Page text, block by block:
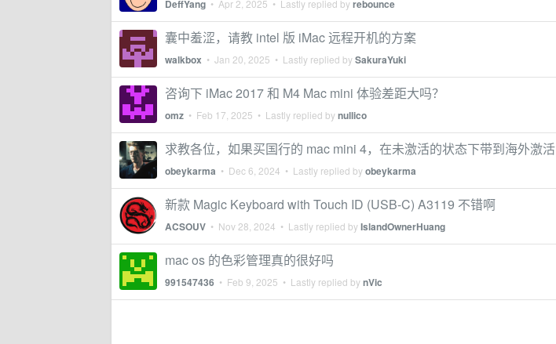
DeffYang • Apr 2, 2025 • Lastly replied byrebounce
囊中羞涩，请教 intel 版 iMac 远程开机的方案
walkbox • Jan 20, 2025 • Lastly replied bySakuraYuki
咨询下 iMac 2017 和 M4 Mac mini 体验差距大吗？
omz • Feb 17, 2025 • Lastly replied bynullico
求教各位，如果买国行的 mac mini 4，在未激活的状态下带到海外激活
obeykarma • Dec 6, 2024 • Lastly replied byobeykarma
新款 Magic Keyboard with Touch ID (USB-C) A3119 不错啊
ACSOUV • Nov 28, 2024 • Lastly replied byIslandOwnerHuang
mac os 的色彩管理真的很好吗
991547436 • Feb 9, 2025 • Lastly replied bynVic